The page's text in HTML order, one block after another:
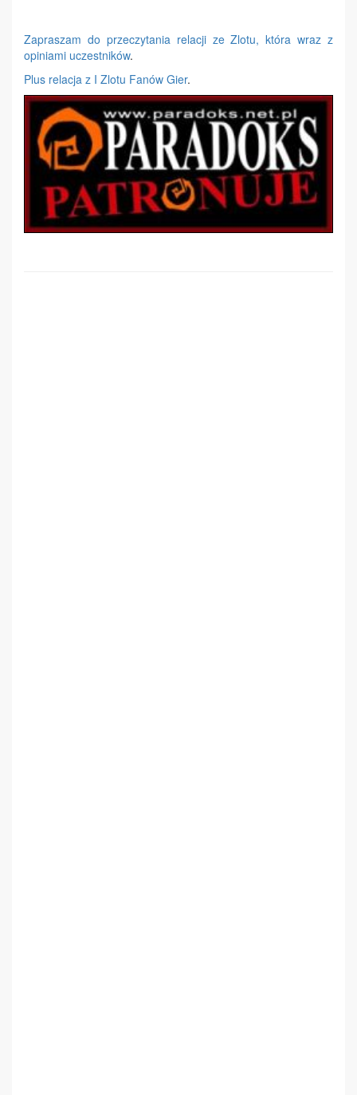
Zapraszam do przeczytania relacji ze Zlotu, która wraz z
opiniami uczestników.
Plus relacja z I Zlotu Fanów Gier.